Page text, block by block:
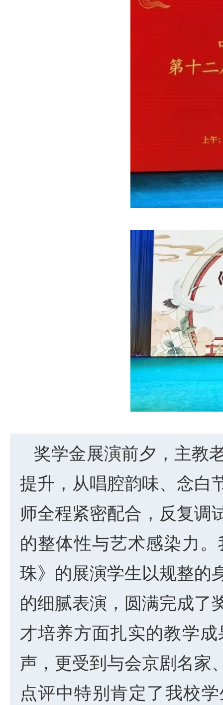
奖学金展演前夕，主教
提升，从唱腔韵味、念白
师全程紧密配合，反复调
的整体性与艺术感染力
珠》的展演学生以规整的
的细腻表演，圆满完成了
才培养方面扎实的教学
声，更受到与会京剧名家
点评中特别肯定了我校